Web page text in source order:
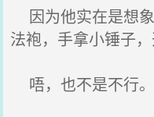
因为他实在是想
法袍，手拿小锤子，
唔，也不是不行。